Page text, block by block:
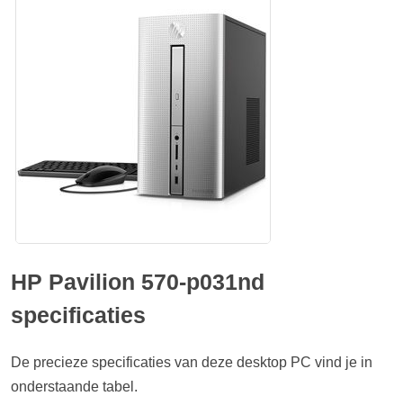
HP Pavilion 570-p031nd
specificaties
De precieze specificaties van deze desktop PC vind je in
onderstaande tabel.